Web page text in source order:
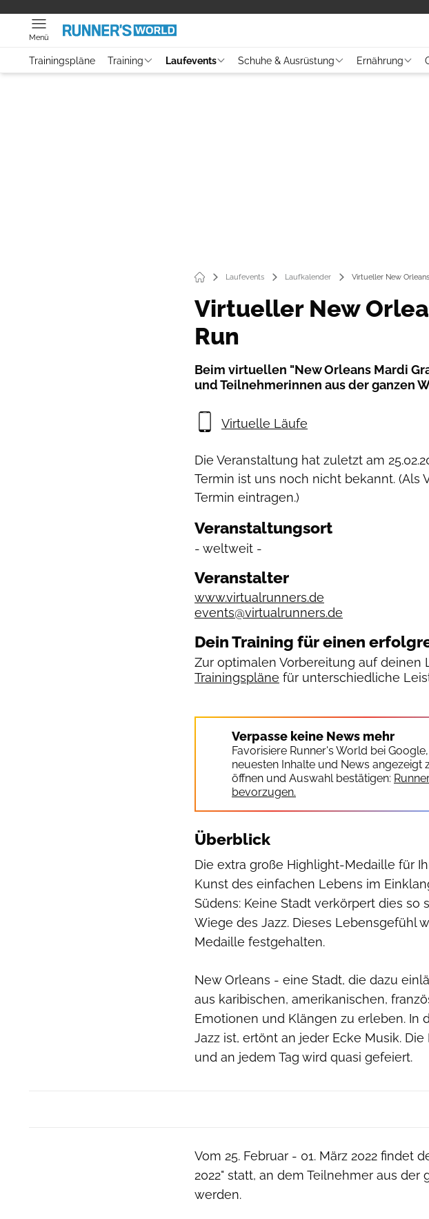
Menü
Trainingspläne Training Laufevents Schuhe & Ausrüstung Ernährung
Laufevents Laufkalender Virtueller New
Virtueller New
Run
Beim virtuellen "New Orleans Mardi
und Teilnehmerinnen aus der ganzen
Virtuelle Läufe
Die Veranstaltung hat zuletzt am
Termin ist uns noch nicht bekannt. (Als
Termin eintragen.)
Veranstaltungsort
- weltweit -
Veranstalter
www.virtualrunners.de
events@virtualrunners.de
Dein Training für einen
Zur optimalen Vorbereitung auf deinen
Trainingspläne für unterschiedliche
Verpasse keine News mehr
Favorisiere Runner's World bei
neuesten Inhalte und News angezeigt
öffnen und Auswahl bestätigen:
bevorzugen.
Überblick
Die extra große Highlight-Medaille für
Kunst des einfachen Lebens im
Südens: Keine Stadt verkörpert dies so
Wiege des Jazz. Dieses Lebensgefühl
Medaille festgehalten.
New Orleans - eine Stadt, die dazu
aus karibischen, amerikanischen,
Emotionen und Klängen zu erleben. In
Jazz ist, ertönt an jeder Ecke Musik.
und an jedem Tag wird quasi gefeiert.
Vom 25. Februar - 01. März 2022 findet
2022" statt, an dem Teilnehmer aus
werden.